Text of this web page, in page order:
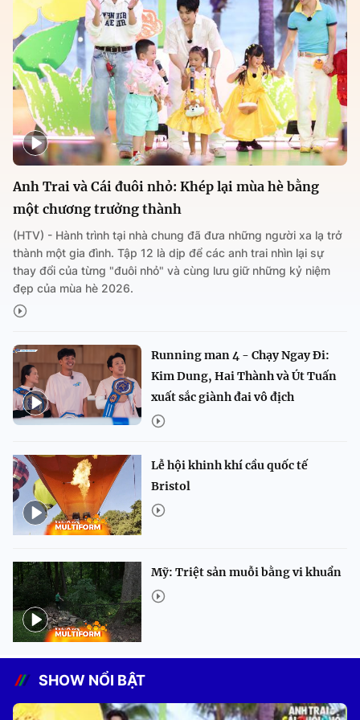
Anh Trai và Cái đuôi nhỏ: Khép lại mùa hè bằng
một chương trưởng thành
(HTV) - Hành trình tại nhà chung đã đưa những người xa lạ trở
thành một gia đình. Tập 12 là dịp để các anh trai nhìn lại sự
thay đổi của từng "đuôi nhỏ" và cùng lưu giữ những kỷ niệm
đẹp của mùa hè 2026.
Running man 4 - Chạy Ngay Đi:
Kim Dung, Hai Thành và Út Tuấn
xuất sắc giành đai vô địch
Lễ hội khinh khí cầu quốc tế
Bristol
Mỹ: Triệt sản muỗi bằng vi khuẩn
SHOW NỔI BẬT